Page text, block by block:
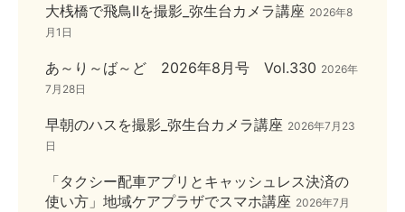
大桟橋で飛鳥Ⅱを撮影_弥生台カメラ講座 2026年8
月1日
あ～り～ば～ど 2026年8月号 Vol.330 2026年
7月28日
早朝のハスを撮影_弥生台カメラ講座 2026年7月23
日
「タクシー配車アプリとキャッシュレス決済の
使い方」地域ケアプラザでスマホ講座 2026年7月